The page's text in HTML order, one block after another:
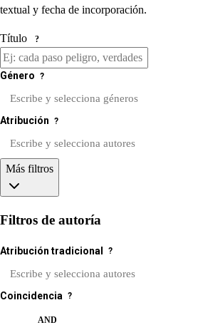
textual y fecha de incorporación.
Título ?
Género ?
Atribución ?
Más filtros
Filtros de autoría
Atribución tradicional ?
Coincidencia ?
AND